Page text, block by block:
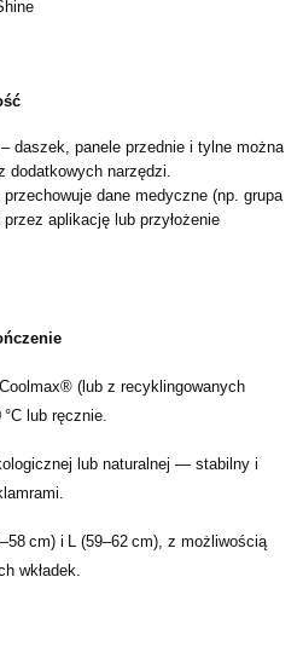
daszek, panele przednie i tylne można
dodatkowych narzędzi.
dane medyczne (np. grupa
aplikację lub przyłożenie
(lub z recyklingowanych
lub ręcznie.
lub naturalnej — stabilny i
cm) i L (59–62 cm), z możliwością
wkładek.